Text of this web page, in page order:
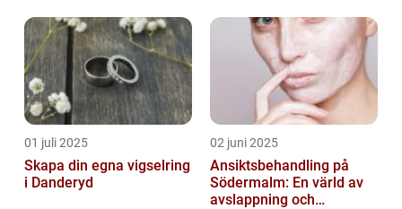
01 juli 2025
Skapa din egna vigselring
i Danderyd
02 juni 2025
Ansiktsbehandling på
Södermalm: En värld av
avslappning och